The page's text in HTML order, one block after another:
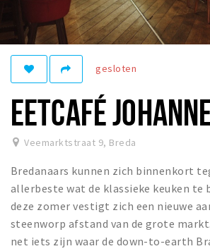
Recreatief
Winkels
Winkelgebieden
Bezienswaardigheden
Musea, theaters & podia
Uitjes & activiteiten
Toeristische routes
Natuurgebieden
Baroniepoorten
gesloten
EETCAFÉ
Veemarktstraat 9, Breda
Bredanaars kunnen zich binnenkort
allerbeste wat de klassieke keuken te
deze zomer vestigt zich een nieuwe
steenworp afstand van de grote
net iets zijn waar de down-to-earth